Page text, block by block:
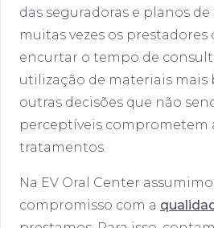
das seguradoras e planos de
muitas vezes os prestadores
encurtar o tempo de
utilização de materiais mais
outras decisões que não
perceptíveis comprometem
tratamentos.
Na EV Oral Center
compromisso com a